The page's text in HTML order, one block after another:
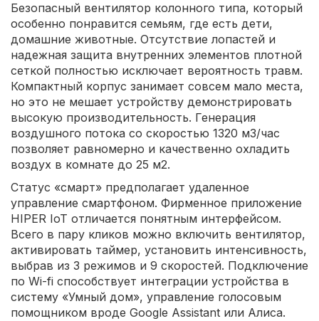
Безопасный вентилятор колонного типа, который
особенно понравится семьям, где есть дети,
домашние животные. Отсутствие лопастей и
надежная защита внутренних элементов плотной
сеткой полностью исключает вероятность травм.
Компактный корпус занимает совсем мало места,
но это не мешает устройству демонстрировать
высокую производительность. Генерация
воздушного потока со скоростью 1320 м3/час
позволяет равномерно и качественно охладить
воздух в комнате до 25 м2.
Статус «смарт» предполагает удаленное
управление смартфоном. Фирменное приложение
HIPER IoT отличается понятным интерфейсом.
Всего в пару кликов можно включить вентилятор,
активировать таймер, установить интенсивность,
выбрав из 3 режимов и 9 скоростей. Подключение
по Wi-fi способствует интеграции устройства в
систему «Умный дом», управление голосовым
помощником вроде Google Assistant или Алиса.